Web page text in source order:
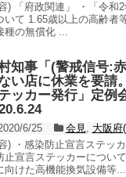
) 「府政関連」 ・「令和2
いて 1.65歳以上の高齢者
種の無償化 ...
知事「(警戒信号:
い店に休業を要請
ッカー発行」定例
6/25 会見, 大阪府
) ・感染防止宣言ステッ
止宣言ステッカーについ
向けた高機能換気設備等...